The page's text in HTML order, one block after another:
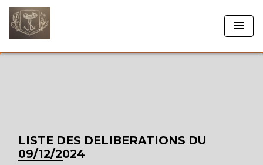
menu
LISTE DES DELIBERATIONS DU
09/12/2024